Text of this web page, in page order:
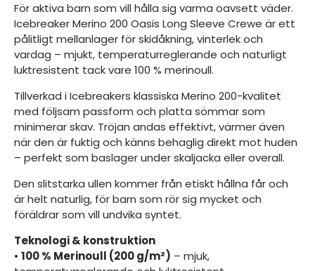
För aktiva barn som vill hålla sig varma oavsett väder.
Icebreaker Merino 200 Oasis Long Sleeve Crewe är ett
pålitligt mellanlager för skidåkning, vinterlek och
vardag – mjukt, temperaturreglerande och naturligt
luktresistent tack vare 100 % merinoull.
Tillverkad i Icebreakers klassiska Merino 200-kvalitet
med följsam passform och platta sömmar som
minimerar skav. Tröjan andas effektivt, värmer även
när den är fuktig och känns behaglig direkt mot huden
– perfekt som baslager under skaljacka eller overall.
Den slitstarka ullen kommer från etiskt hållna får och
är helt naturlig, för barn som rör sig mycket och
föräldrar som vill undvika syntet.
Teknologi & konstruktion
• 100 % Merinoull (200 g/m²) – mjuk,